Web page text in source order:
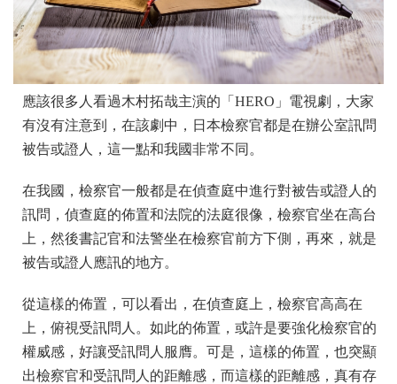
應該很多人看過木村拓哉主演的「HERO」電視劇，大家
有沒有注意到，在該劇中，日本檢察官都是在辦公室訊問
被告或證人，這一點和我國非常不同。
在我國，檢察官一般都是在偵查庭中進行對被告或證人的
訊問，偵查庭的佈置和法院的法庭很像，檢察官坐在高台
上，然後書記官和法警坐在檢察官前方下側，再來，就是
被告或證人應訊的地方。
從這樣的佈置，可以看出，在偵查庭上，檢察官高高在
上，俯視受訊問人。如此的佈置，或許是要強化檢察官的
權威感，好讓受訊問人服膺。可是，這樣的佈置，也突顯
出檢察官和受訊問人的距離感，而這樣的距離感，真有存